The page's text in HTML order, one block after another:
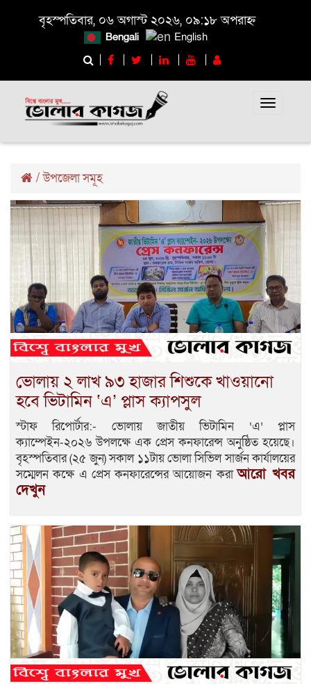
বৃহস্পতিবার, ০৬ অগাস্ট ২০২৬, ০৯:১৮ অপরাহ্ন
Bengali English
Toggle
/উপজেলা সমূহ
ভোলায় ২ লাখ ৯৩ হাজার শিশুকে খাওয়ানো
হবে ভিটামিন ‘এ’ প্লাস ক্যাপসুল
স্টাফ রিপোর্টার:- ভোলায় জাতীয় ভিটামিন ‘এ’ প্লাস
ক্যাম্পেইন-২০২৬ উপলক্ষে এক প্রেস কনফারেন্স অনুষ্ঠিত হয়েছে।
বৃহস্পতিবার (২৫ জুন) সকাল ১১টায় ভোলা সিভিল সার্জন কার্যালয়ের
সম্মেলন কক্ষে এ প্রেস কনফারেন্সের আয়োজন করাআরো খবর
দেখুন